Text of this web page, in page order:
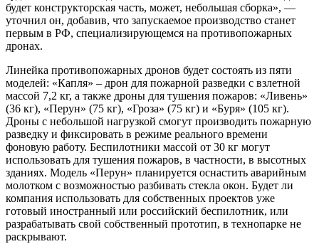
будет конструкторская часть, может, небольшая сборка», —
уточнил он, добавив, что запускаемое производство станет
первым в РФ, специализирующемся на противопожарных
дронах.
Линейка противопожарных дронов будет состоять из пяти
моделей: «Капля» – дрон для пожарной разведки с взлетной
массой 7,2 кг, а также дроны для тушения пожаров: «Ливень»
(36 кг), «Перун» (75 кг), «Гроза» (75 кг) и «Буря» (105 кг).
Дроны с небольшой нагрузкой смогут производить пожарную
разведку и фиксировать в режиме реального времени
фоновую работу. Беспилотники массой от 30 кг могут
использовать для тушения пожаров, в частности, в высотных
зданиях. Модель «Перун» планируется оснастить аварийным
молотком с возможностью разбивать стекла окон. Будет ли
компания использовать для собственных проектов уже
готовый иностранный или российский беспилотник, или
разрабатывать свой собственный прототип, в технопарке не
раскрывают.